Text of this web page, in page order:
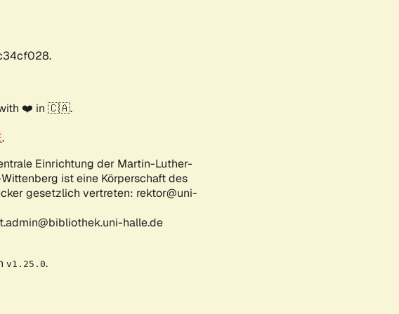
❤️ in 🇨🇦.
.
Einrichtung der Martin-Luther-
ist eine Körperschaft des
gesetzlich vertreten: rektor@uni-
halle.de
v1.25.0.